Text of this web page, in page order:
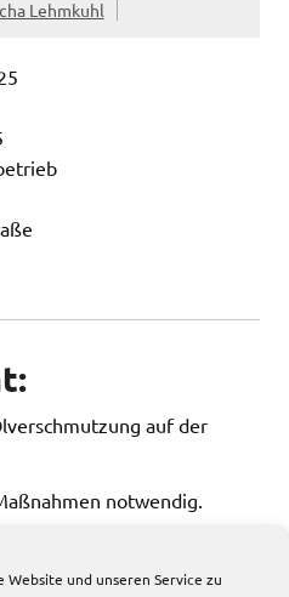
Website und unseren Service zu
Lehmkuhl
auf der
notwendig.